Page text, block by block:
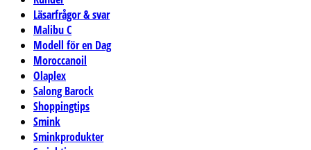
Läsarfrågor & svar
Malibu C
Modell för en Dag
Moroccanoil
Olaplex
Salong Barock
Shoppingtips
Smink
Sminkprodukter